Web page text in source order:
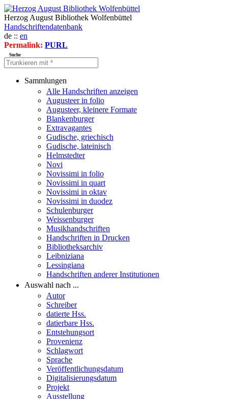
Herzog August Bibliothek Wolfenbüttel
Handschriftendatenbank
de :: en
Permalink: PURL
Suche
Sammlungen
Alle Handschriften anzeigen
Augusteer in folio
Augusteer, kleinere Formate
Blankenburger
Extravagantes
Gudische, griechisch
Gudische, lateinisch
Helmstedter
Novi
Novissimi in folio
Novissimi in quart
Novissimi in oktav
Novissimi in duodez
Schulenburger
Weissenburger
Musikhandschriften
Handschriften in Drucken
Bibliotheksarchiv
Leibniziana
Lessingiana
Handschriften anderer Institutionen
Auswahl nach ...
Autor
Schreiber
datierte Hss.
datierbare Hss.
Entstehungsort
Provenienz
Schlagwort
Sprache
Veröffentlichungsdatum
Digitalisierungsdatum
Projekt
Ausstellung